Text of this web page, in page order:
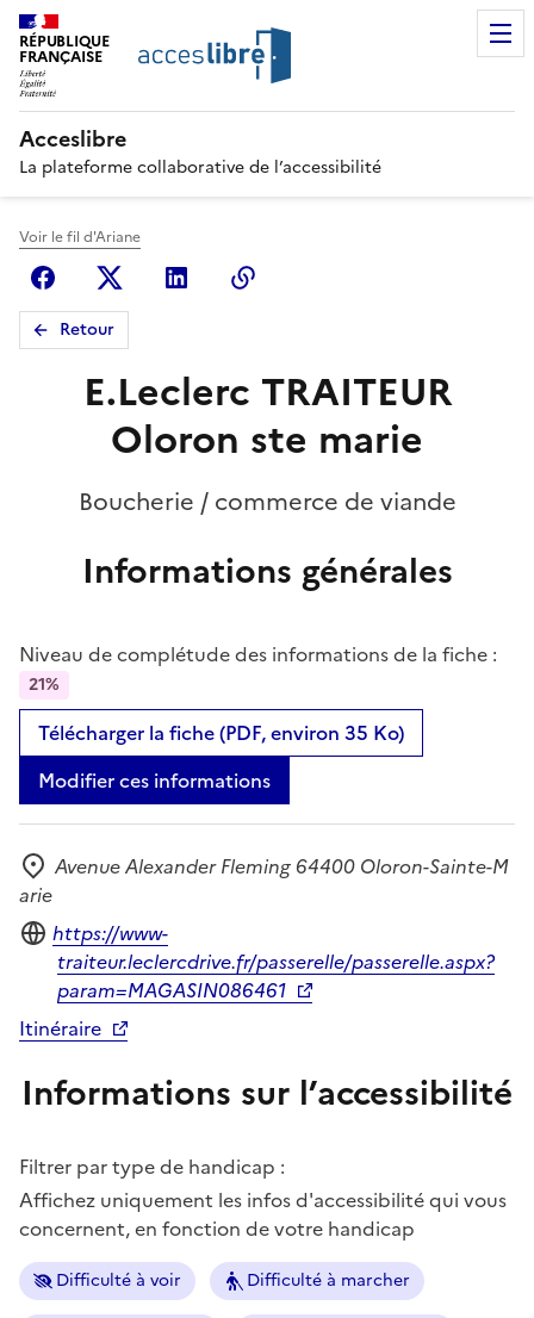
RÉPUBLIQUE
FRANÇAISE
Acceslibre
La plateforme collaborative de l’accessibilité
Voir le fil d'Ariane
FacebookX (anciennement Twitter)
Linkedin
Retour
E.Leclerc TRAITEUR
Oloron ste marie
Boucherie / commerce de viande
Informations générales
Niveau de complétude des informations de la fiche :
21%
Télécharger la fiche (PDF, environ 35 Ko)
Modifier ces informations
Adresse
Avenue Alexander Fleming 64400 Oloron-Sainte-M
arie
Site internet
https://www-
traiteur.leclercdrive.fr/passerelle/passerelle.aspx?
param=MAGASIN086461
Itinéraire
Informations sur l’accessibilité
Filtrer par type de handicap :
Affichez uniquement les infos d'accessibilité qui vous
concernent, en fonction de votre handicap
Difficulté à voir Difficulté à marcher